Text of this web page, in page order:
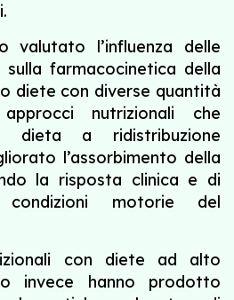
valutato l’influenza delle
farmacocinetica della
diete con diverse quantità
nutrizionali che
dieta a ridistribuzione
l’assorbimento della
la risposta clinica e di
condizioni motorie del
con diete ad alto
invece hanno prodotto